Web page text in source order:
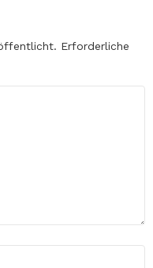
Erforderliche